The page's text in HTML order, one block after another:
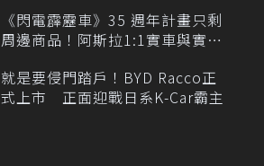
《閃電霹靂車》35 週年計畫只剩
周邊商品！阿斯拉1:1實車與實體
就是要侵門踏戶！BYD Racco正
式上市 正面迎戰日系K-Car霸主